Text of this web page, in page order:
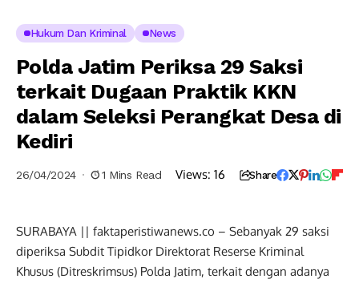
Hukum Dan Kriminal News
Polda Jatim Periksa 29 Saksi
terkait Dugaan Praktik KKN
dalam Seleksi Perangkat Desa di
Kediri
26/04/2024 1 Mins Read Views: 16 Share
SURABAYA || faktaperistiwanews.co – Sebanyak 29 saksi
diperiksa Subdit Tipidkor Direktorat Reserse Kriminal
Khusus (Ditreskrimsus) Polda Jatim, terkait dengan adanya